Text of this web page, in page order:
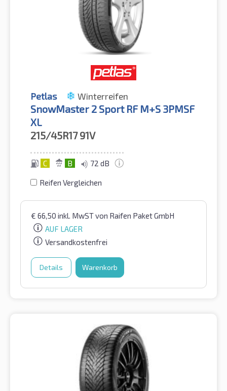
Petlas Winterreifen
SnowMaster 2 Sport RF M+S 3PMSF
XL
215/45R17 91V
C B 72 dB
Reifen Vergleichen
€ 66,50 inkl. MwSTvon Raifen Paket GmbH
AUF LAGER
Versandkostenfrei
Details Warenkorb